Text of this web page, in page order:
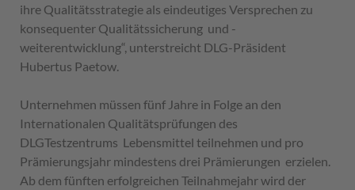
ihre Qualitätsstrategie als eindeutiges Versprechen zu
konsequenter Qualitätssicherung und -
weiterentwicklung“, unterstreicht DLG-Präsident
Hubertus Paetow.
Unternehmen müssen fünf Jahre in Folge an den
Internationalen Qualitätsprüfungen des
DLGTestzentrums Lebensmittel teilnehmen und pro
Prämierungsjahr mindestens drei Prämierungen erzielen.
Ab dem fünften erfolgreichen Teilnahmejahr wird der